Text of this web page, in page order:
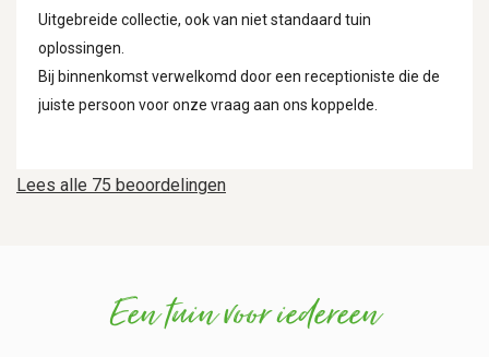
Lees alle 75 beoordelingen
Uitgebreide collectie, ook van niet standaard tuin
oplossingen.
Bij binnenkomst verwelkomd door een receptioniste die de
juiste persoon voor onze vraag aan ons koppelde.
Een tuin voor iedereen